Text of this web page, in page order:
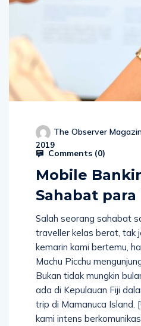
The Observer
2019
Comments (0)
Mobile
Sahabat
Salah seorang sahabat
traveller kelas berat, tak
kemarin kami bertemu,
Machu Picchu
Bukan tidak mungkin
ada di Kepulauan Fiji
trip di Mamanuca Island.
kami intens